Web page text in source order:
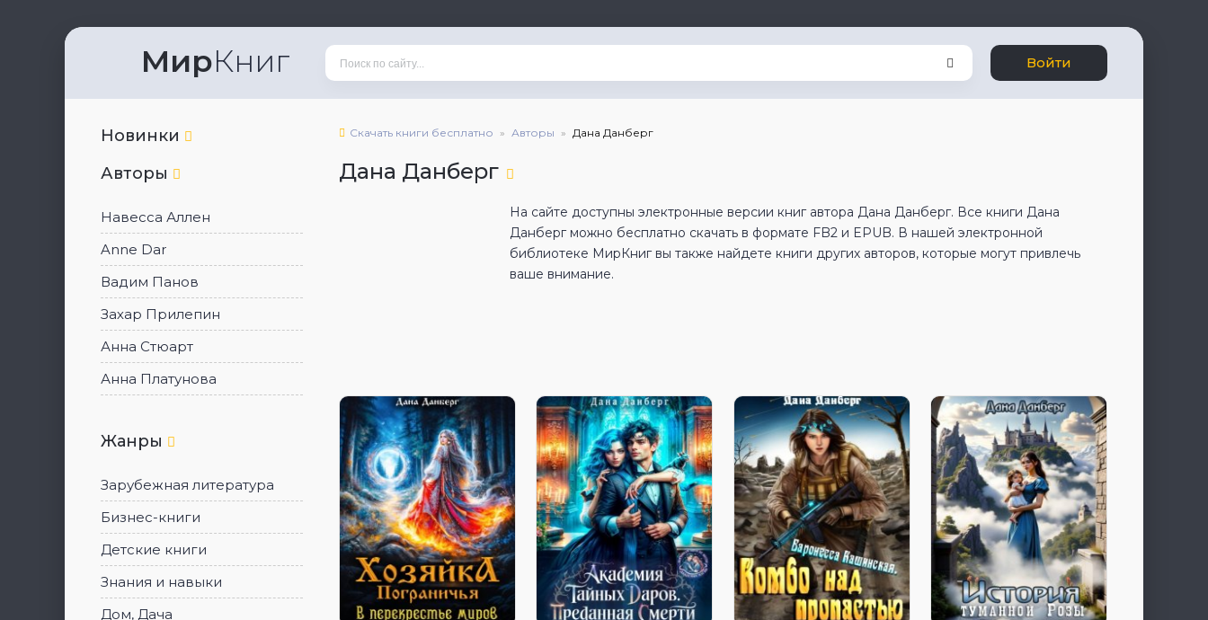
МирКниг Войти
Новинки
Авторы
Навесса Аллен
Anne Dar
Вадим Панов
Захар Прилепин
Анна Стюарт
Анна Платунова
Жанры
Зарубежная литература
Бизнес-книги
Детские книги
Знания и навыки
Дом, Дача
Скачать книги бесплатно Авторы Дана Данберг
Дана Данберг
На сайте доступны электронные версии книг автора Дана Данберг. Все книги Дана
Данберг можно бесплатно скачать в формате FB2 и EPUB. В нашей электронной
библиотеке МирКниг вы также найдете книги других авторов, которые могут привлечь
ваше внимание.